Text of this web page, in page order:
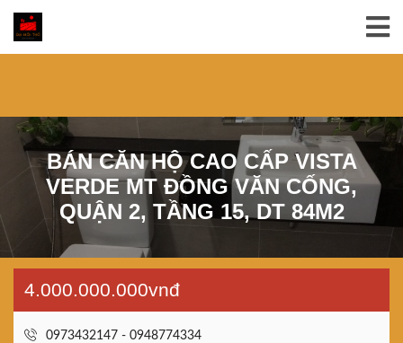
BÁN CĂN HỘ CAO CẤP VISTA
VERDE MT ĐỒNG VĂN CỐNG,
QUẬN 2, TẦNG 15, DT 84M2
4.000.000.000vnđ
0973432147 - 0948774334